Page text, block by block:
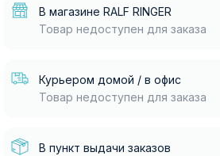
В магазине RALF RINGER
Товар недоступен для заказа
Курьером домой / в офис
Товар недоступен для заказа
В пункт выдачи заказов